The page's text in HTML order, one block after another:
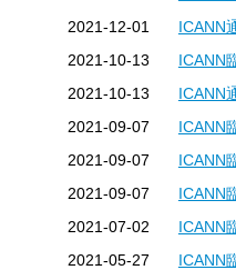
2021-12-01
ICANN
2021-10-13
ICANN
2021-10-13
ICANN
2021-09-07
ICANN
2021-09-07
ICANN
2021-09-07
ICANN
2021-07-02
ICANN
2021-05-27
ICANN